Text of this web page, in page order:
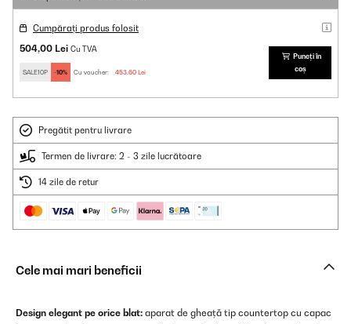
Cumpărați produs folosit
504,00 Lei Cu TVA
SALE10P -10% Cu voucher: 453,60 Lei
Puneți în
coș
Pregătit pentru livrare
Termen de livrare: 2 - 3 zile lucrătoare
14 zile de retur
Cele mai mari beneficii
Design elegant pe orice blat: aparat de gheață tip countertop cu capac